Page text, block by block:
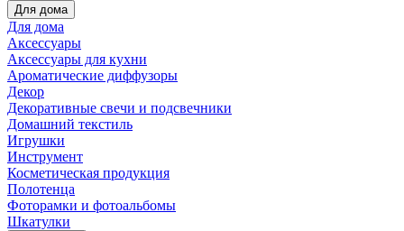
Для дома
Для дома
Аксессуары
Аксессуары для кухни
Ароматические диффузоры
Декор
Декоративные свечи и подсвечники
Домашний текстиль
Игрушки
Инструмент
Косметическая продукция
Полотенца
Фоторамки и фотоальбомы
Шкатулки